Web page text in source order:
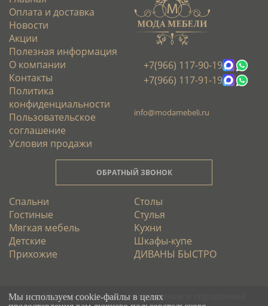
Оплата и доставка
Новости
Акции
Полезная информация
О компании
Контакты
Политика
конфиденциальности
Пользовательское
соглашение
Условия продажи
+7(966) 117-90-19
+7(966) 117-91-19
info@modamebeli.ru
ОБРАТНЫЙ ЗВОНОК
Спальни
Гостиные
Мягкая мебель
Детские
Прихожие
Столы
Стулья
Кухни
Шкафы-купе
ДИВАНЫ БЫСТРО
Сайт имеет информативное направление и справочный
Мы используем cookie-файлы в целях